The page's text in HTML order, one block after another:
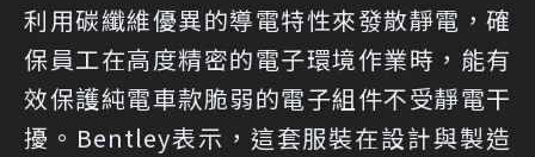
利用碳纖維優異的導電特性來發散靜電，確
保員工在高度精密的電子環境作業時，能有
效保護純電車款脆弱的電子組件不受靜電干
擾。Bentley表示，這套服裝在設計與製造